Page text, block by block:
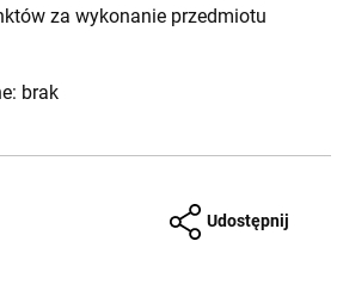
za wykonanie przedmiotu
brak
Udostępnij